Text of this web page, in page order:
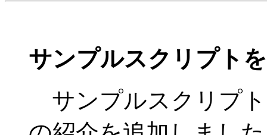
サンプルスクリプト
サンプルスクリプ